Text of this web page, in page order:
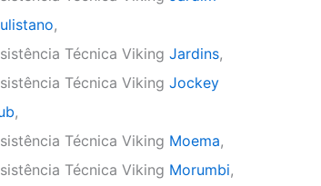
,
Técnica Viking Jardins,
Técnica Viking Jockey
,
Técnica Viking Moema,
Técnica Viking Morumbi,